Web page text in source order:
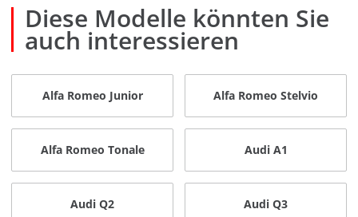
Diese Modelle könnten Sie
auch interessieren
Alfa Romeo Junior Alfa Romeo Stelvio
Alfa Romeo Tonale Audi A1
Audi Q2 Audi Q3